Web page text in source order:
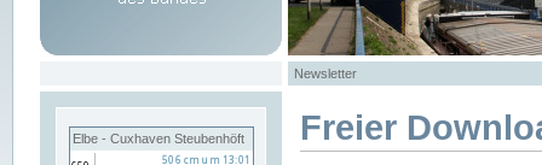
Newsletter
Elbe - Cuxhaven Steubenhöft Freier